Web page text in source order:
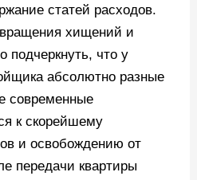
статей расходов.
хищений и
подчеркнуть, что у
абсолютно разные
современные
к скорейшему
и освобождению от
передачи квартиры